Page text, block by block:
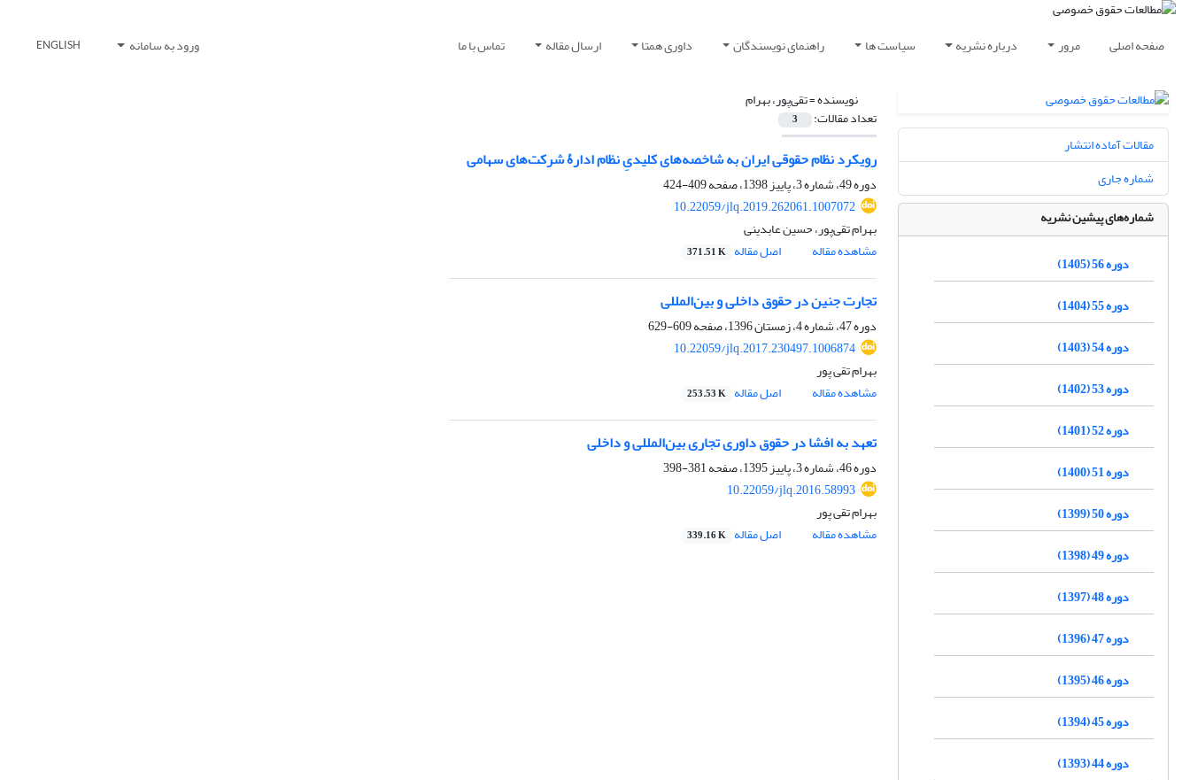
صفحه اصلی مرور درباره نشریه سیاست ها راهنمای نویسندگان داوری همتا ارسال مقاله تماس با ما ورود به سامانه ENGLISH
نویسنده =تقی‌پور، بهرام
تعداد مقالات: 3
رویکرد نظام حقوقی ایران به شاخصه‌های کلیدیِ نظام ادارۀ شرکت‌های سهامی
دوره 49، شماره 3، پاییز 1398، صفحه
409-424
10.22059/jlq.2019.262061.1007072
بهرام تقی‌پور، حسین عابدینی
مشاهده مقاله
اصل مقاله 371.51 K
تجارت جنین در حقوق داخلی و بین‌المللی
دوره 47، شماره 4، زمستان 1396، صفحه
609-629
10.22059/jlq.2017.230497.1006874
بهرام تقی پور
مشاهده مقاله
اصل مقاله 253.53 K
تعهد به افشا در حقوق داوری تجاری بین‌المللی و داخلی
دوره 46، شماره 3، پاییز 1395، صفحه
381-398
10.22059/jlq.2016.58993
بهرام تقی پور
مشاهده مقاله
اصل مقاله 339.16 K
مقالات آماده انتشار
شماره جاری
شماره‌های پیشین نشریه
دوره 56 (1405)
دوره 55 (1404)
دوره 54 (1403)
دوره 53 (1402)
دوره 52 (1401)
دوره 51 (1400)
دوره 50 (1399)
دوره 49 (1398)
دوره 48 (1397)
دوره 47 (1396)
دوره 46 (1395)
دوره 45 (1394)
دوره 44 (1393)